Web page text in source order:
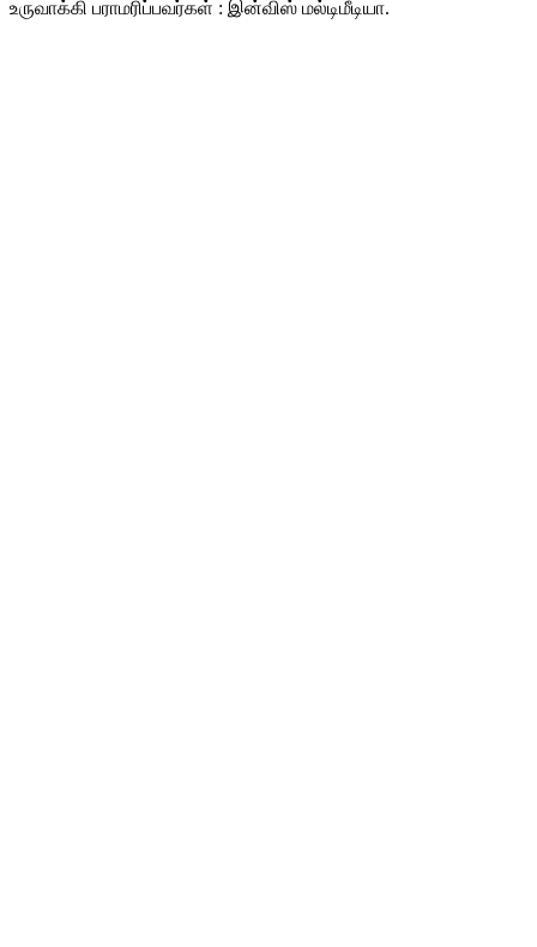
உருவாக்கி பராமரிப்பவர்கள் : இன்விஸ் மல்டிமீடியா.